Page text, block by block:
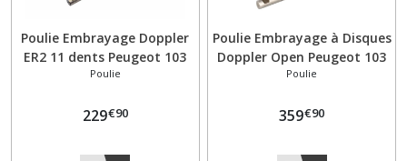
Poulie Embrayage Doppler
ER2 11 dents Peugeot 103
MVL SP Vogue – Réf. 1969
Poulie
229€90
Poulie Embrayage à Disques
Doppler Open Peugeot 103
MVL SP Vogue – Réf. 515252
Poulie
359€90